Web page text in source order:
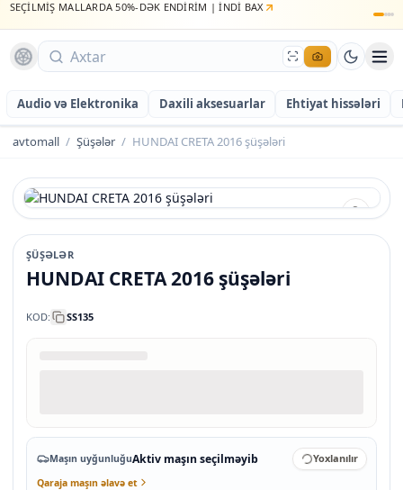
SEÇİLMİŞ MALLARDA 50%-DƏK ENDİRİM | İNDİ BAX
Audio və Elektronika Daxili aksesuarlar Ehtiyat hissələri
avtomall / Şüşələr / HUNDAI CRETA 2016 şüşələri
ŞÜŞƏLƏR
HUNDAI CRETA 2016 şüşələri
KOD: SS135
Maşın uyğunluğuAktiv maşın seçilməyib Yoxlanılır
Qaraja maşın əlavə et